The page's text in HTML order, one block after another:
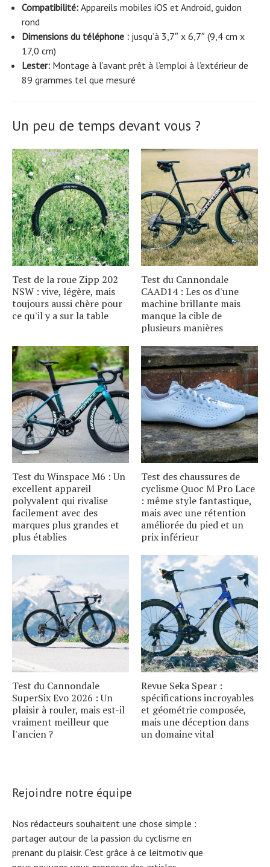
Compatibilité: Appareils mobiles iOS et Android, guidon
rond
Dimensions du téléphone : jusqu’à 3,7″ x 6,7″ (9,4 cm x
17,0 cm)
Lester: Montage à l’avant prêt à l’emploi à l’extérieur de
89 grammes tel que mesuré
Un peu de temps devant vous ?
Test de la roue Zipp 202
NSW : vive, légère, mais
toujours aussi chère pour
ce qu'il y a sur la table
Test du Cannondale
CAAD14 : Les os d'une
machine brillante mais
manque la cible de
plusieurs manières
Test du Winspace M6 : Un
excellent appareil
polyvalent qui rivalise
facilement avec des
marques plus grandes et
plus établies
Test des chaussures de
cyclisme Quoc M Pro Lace
: même style fantastique,
mais avec une rétention
améliorée du pied et un
prix inférieur
Test du Cannondale
SuperSix Evo 2026 : Un
plaisir à rouler, mais est-il
vraiment meilleur que
l'ancien ?
Revue Seka Spear :
spécifications incroyables
et géométrie composée,
mais une déception dans
un domaine vital
Rejoindre notre équipe
Nos rédacteurs souhaitent une chose simple :
partager autour de la passion du cyclisme en
prenant du plaisir. C'est grâce à ce leitmotiv que